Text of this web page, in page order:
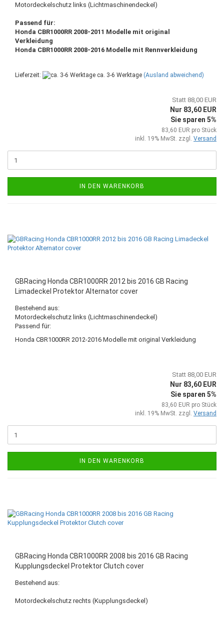
Motordeckelschutz links (Lichtmaschinendeckel)
Passend für:
Honda CBR1000RR 2008-2011 Modelle mit original
Verkleidung
Honda CBR1000RR 2008-2016 Modelle mit Rennverkleidung
Lieferzeit: ca. 3-6 Werktage (Ausland abweichend)
Statt 88,00 EUR
Nur 83,60 EUR
Sie sparen 5%
83,60 EUR pro Stück
inkl. 19% MwSt. zzgl. Versand
IN DEN WARENKORB
GBRacing Honda CBR1000RR 2012 bis 2016 GB Racing
Limadeckel Protektor Alternator cover
Bestehend aus:
Motordeckelschutz links (Lichtmaschinendeckel)
Passend für:
Honda CBR1000RR 2012-2016 Modelle mit original Verkleidung
Statt 88,00 EUR
Nur 83,60 EUR
Sie sparen 5%
83,60 EUR pro Stück
inkl. 19% MwSt. zzgl. Versand
IN DEN WARENKORB
GBRacing Honda CBR1000RR 2008 bis 2016 GB Racing
Kupplungsdeckel Protektor Clutch cover
Bestehend aus:
Motordeckelschutz rechts (Kupplungsdeckel)